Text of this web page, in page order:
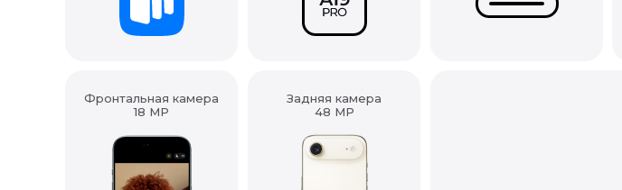
Задняя камера
48 MP
Фронтальная камера
18 MP